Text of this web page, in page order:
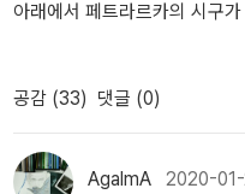
순서로 읽으면 도움이 될 것입
중적으로 읽어도 무방합니다.
알고자 한다면, 스티븐 그린블
번역본 위주로 소개했다면, 이
다.하나는 중국인 연구자 양자
실험은 거짓이라고 책은 밝히
야기하는 실험들은 '관찰'과는
제되고 조작되는 '실험'들이
든다. 그리고 브레흐만은 그
필립 짐바르도의 스탠퍼드 교
질 수 있다는 것을 교도관과 수
능하다”는 점을 다시금 확인시켜 주었다.
조명이 아니라 한두 개의 불
산업화 과정에 강제적으로 안
써 좌파들이 주장하던 ‘반제국
니다. 그가 나타나기 전에 단테
밀어넣었던 인물이었습니다.
히 새로운 안목으로 바라보았
도교의 교리에 통합하려 애썼
그 자체로 고대 문명의 '빛나는
아래에서 페트라르카의 시구
공감 (33) 댓글 (0)
AgalmA 2020-